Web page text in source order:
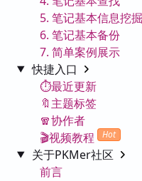
5. 笔记基本信息挖掘
6. 笔记基本备份
7. 简单案例展示
快捷入口
⏱️最近更新
🔖主题标签
🧣协作者
🎬视频教程
Hot
关于PKMer社区
前言